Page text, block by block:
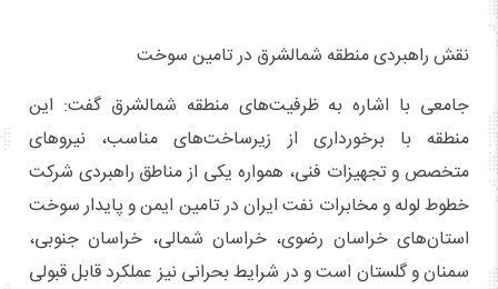
نقش راهبردی منطقه شمالشرق در تامین سوخت
جامعی با اشاره به ظرفیت‌های منطقه شمالشرق گفت: این
منطقه با برخورداری از زیرساخت‌های مناسب، نیروهای
متخصص و تجهیزات فنی، همواره یکی از مناطق راهبردی شرکت
خطوط لوله و مخابرات نفت ایران در تامین ایمن و پایدار سوخت
استان‌های خراسان رضوی، خراسان شمالی، خراسان جنوبی،
سمنان و گلستان است و در شرایط بحرانی نیز عملکرد قابل قبولی